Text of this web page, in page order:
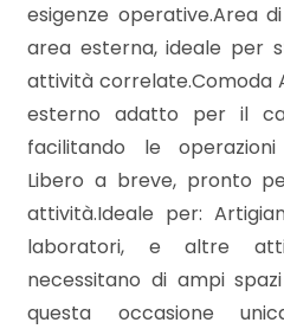
esigenze operative.Area
area esterna, ideale per
attività correlate.Comoda
esterno adatto per il
facilitando le operazioni
Libero a breve, pronto
attività.Ideale per:
laboratori, e altre
necessitano di ampi
questa occasione
Locali
minimi
Qualsiasi
1